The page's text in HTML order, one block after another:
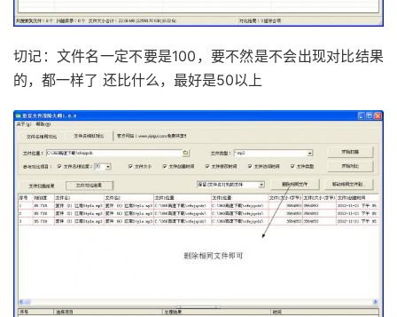
切记：文件名一定不要是100，要不然是不会出现对比结果
的，都一样了 还比什么，最好是50以上